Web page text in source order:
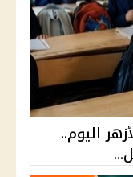
اليوم..